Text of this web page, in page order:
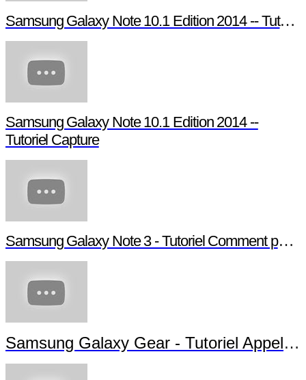
Samsung Galaxy Note 10.1 Edition 2014 -- Tutoriel Pen Window
Samsung Galaxy Note 10.1 Edition 2014 --
Tutoriel Capture
Samsung Galaxy Note 3 - Tutoriel Comment paramétrer votre Note 3
Samsung Galaxy Gear - Tutoriel Appels et Messages